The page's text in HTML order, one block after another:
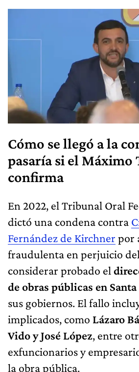
Cómo se llegó a la
pasaría si el
confirma
En 2022, el Tribunal Oral
dictó una condena contra
Fernández de Kirchner por
fraudulenta en perjuicio
considerar probado el
de obras públicas en
sus gobiernos. El fallo
implicados, como Lázaro
Vido y José López, entre
exfuncionarios y
la obra pública.